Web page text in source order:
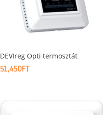
DEVIreg Opti termosztát
51,450FT